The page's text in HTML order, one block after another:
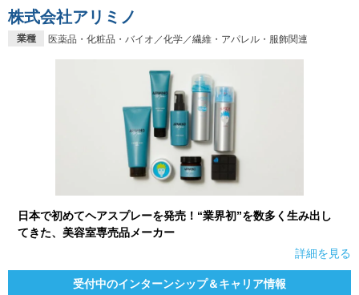
業種 医薬品・化粧品・バイオ／化学／繊維・アパレル・服飾関連
株式会社アリミノ
日本で初めてヘアスプレーを発売！“業界初”を数多く生み出し
てきた、美容室専売品メーカー
詳細を見る
受付中のインターンシップ＆キャリア情報